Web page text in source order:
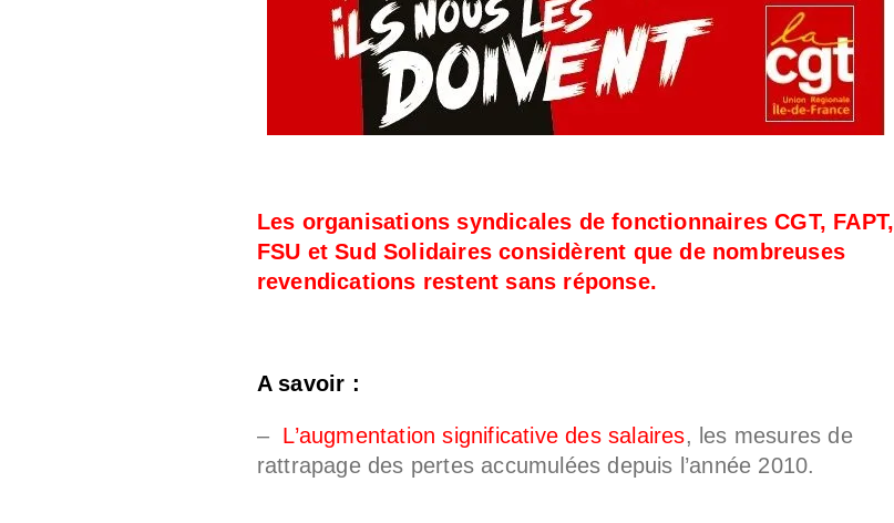
Les organisations syndicales de fonctionnaires CGT, FAPT,
FSU et Sud Solidaires considèrent que de nombreuses
revendications restent sans réponse.
A savoir :
– L’augmentation significative des salaires, les mesures de
rattrapage des pertes accumulées depuis l’année 2010.